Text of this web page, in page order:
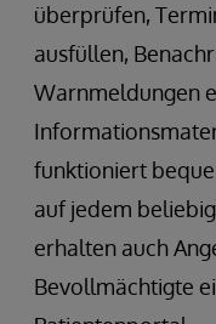
überprüfen,
ausfüllen,
Warnmeldungen
funktioniert
auf jedem
erhalten auch
Bevollmächtigte